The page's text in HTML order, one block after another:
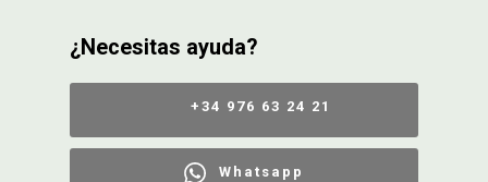
¿Necesitas ayuda?
+34 976 63 24 21
Whatsapp